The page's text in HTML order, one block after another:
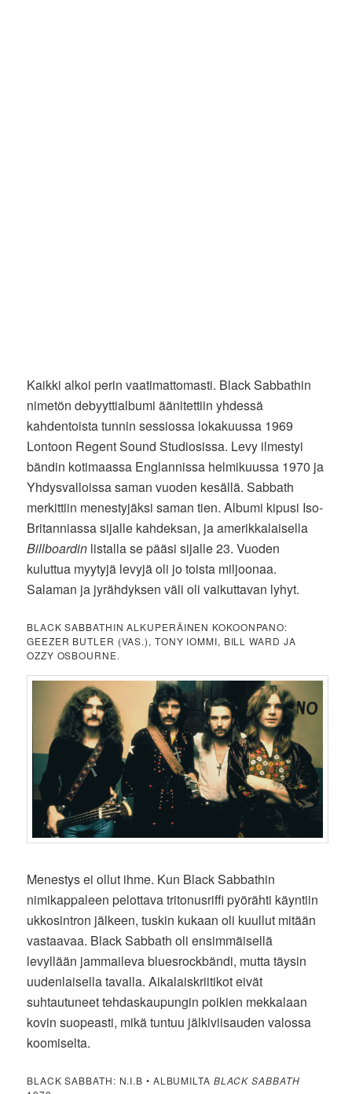
Kaikki alkoi perin vaatimattomasti. Black Sabbathin
nimetön debyyttialbumi äänitettiin yhdessä
kahdentoista tunnin sessiossa lokakuussa 1969
Lontoon Regent Sound Studiosissa. Levy ilmestyi
bändin kotimaassa Englannissa helmikuussa 1970 ja
Yhdysvalloissa saman vuoden kesällä. Sabbath
merkittiin menestyjäksi saman tien. Albumi kipusi Iso-
Britanniassa sijalle kahdeksan, ja amerikkalaisella
Billboardin listalla se pääsi sijalle 23. Vuoden
kuluttua myytyjä levyjä oli jo toista miljoonaa.
Salaman ja jyrähdyksen väli oli vaikuttavan lyhyt.
BLACK SABBATHIN ALKUPERÄINEN KOKOONPANO:
GEEZER BUTLER (VAS.), TONY IOMMI, BILL WARD JA
OZZY OSBOURNE.
Menestys ei ollut ihme. Kun Black Sabbathin
nimikappaleen pelottava tritonusriffi pyörähti käyntiin
ukkosintron jälkeen, tuskin kukaan oli kuullut mitään
vastaavaa. Black Sabbath oli ensimmäisellä
levyllään jammaileva bluesrockbändi, mutta täysin
uudenlaisella tavalla. Aikalaiskriitikot eivät
suhtautuneet tehdaskaupungin poikien mekkalaan
kovin suopeasti, mikä tuntuu jälkiviisauden valossa
koomiselta.
BLACK SABBATH: N.I.B • ALBUMILTA BLACK SABBATH